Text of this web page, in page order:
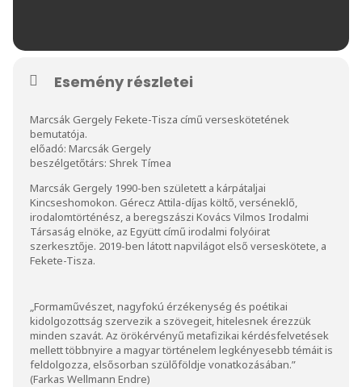
Esemény részletei
Marcsák Gergely Fekete-Tisza című verseskötetének
bemutatója.
előadó: Marcsák Gergely
beszélgetőtárs: Shrek Tímea
Marcsák Gergely 1990-ben született a kárpátaljai
Kincseshomokon. Gérecz Attila-díjas költő, verséneklő,
irodalomtörténész, a beregszászi Kovács Vilmos Irodalmi
Társaság elnöke, az Együtt című irodalmi folyóirat
szerkesztője. 2019-ben látott napvilágot első verseskötete, a
Fekete-Tisza.
„Formaművészet, nagyfokú érzékenység és poétikai
kidolgozottság szervezik a szövegeit, hitelesnek érezzük
minden szavát. Az örökérvényű metafizikai kérdésfelvetések
mellett többnyire a magyar történelem legkényesebb témáit is
feldolgozza, elsősorban szülőföldje vonatkozásában.”
(Farkas Wellmann Endre)